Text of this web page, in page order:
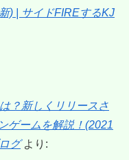
) | サイドFIREするKJ
？新しくリリースさ
ゲームを解説！(2021
グ より: